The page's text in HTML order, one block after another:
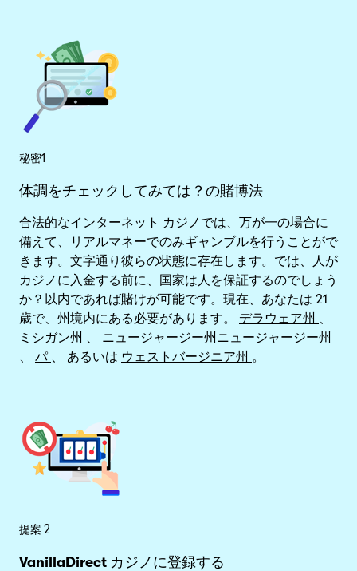
秘密1
体調をチェックしてみては？の賭博法
合法的なインターネット カジノでは、万が一の場合に
備えて、リアルマネーでのみギャンブルを行うことがで
きます。文字通り彼らの状態に存在します。では、人が
カジノに入金する前に、国家は人を保証するのでしょう
か？以内であれば賭けが可能です。現在、あなたは 21
歳で、州境内にある必要があります。 デラウェア州 、
ミシガン州 、 ニュージャージー州ニュージャージー州
、 パ 、 あるいは ウェストバージニア州 。
提案 2
VanillaDirect カジノに登録する